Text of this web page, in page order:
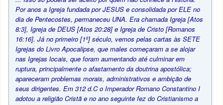
Por anos a Igreja fundada por JESUS e consolidada por ELE no
dia de Pentecostes, permaneceu UNA. Era chamada Igreja [Atos
8:3], Igreja de DEUS [Atos 20:28] e Igreja de Cristo [Romanos
16:16]. Já no primeiro [1º] século, vemos pelas cartas às SETE
Igrejas do Livro Apocalipse, que males começaram a se alojar
nas Igrejas locais, que foram aumentando até culminar em
ruptura, principalmente o afastamento da doutrina apostólica;
apareceram problemas morais, administrativos e ambição de
seus dirigentes. Em 312 d.C o Imperador Romano Constantino I
adotou a religião Cristã e no ano seguinte fez do Cristianismo a